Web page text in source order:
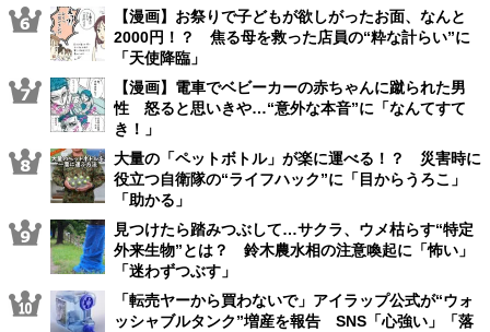
【漫画】お祭りで子どもが欲しがったお面、なんと
2000円！？ 焦る母を救った店員の“粋な計らい”に
「天使降臨」
【漫画】電車でベビーカーの赤ちゃんに蹴られた男
性 怒ると思いきや…“意外な本音”に「なんてすて
き！」
大量の「ペットボトル」が楽に運べる！？ 災害時に
役立つ自衛隊の“ライフハック”に「目からうろこ」
「助かる」
見つけたら踏みつぶして…サクラ、ウメ枯らす“特定
外来生物”とは？ 鈴木農水相の注意喚起に「怖い」
「迷わずつぶす」
「転売ヤーから買わないで」アイラップ公式が“ウォ
ッシャブルタンク”増産を報告 SNS「心強い」「落